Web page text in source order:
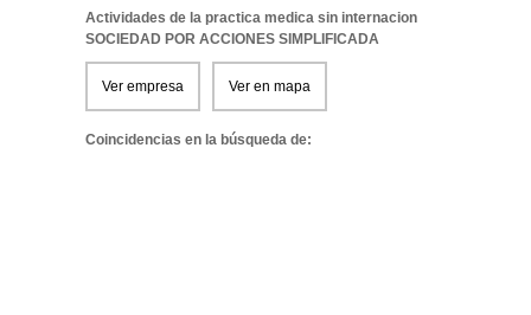
Actividades de la practica medica sin internacion
SOCIEDAD POR ACCIONES SIMPLIFICADA
Ver empresa Ver en mapa
Coincidencias en la búsqueda de: